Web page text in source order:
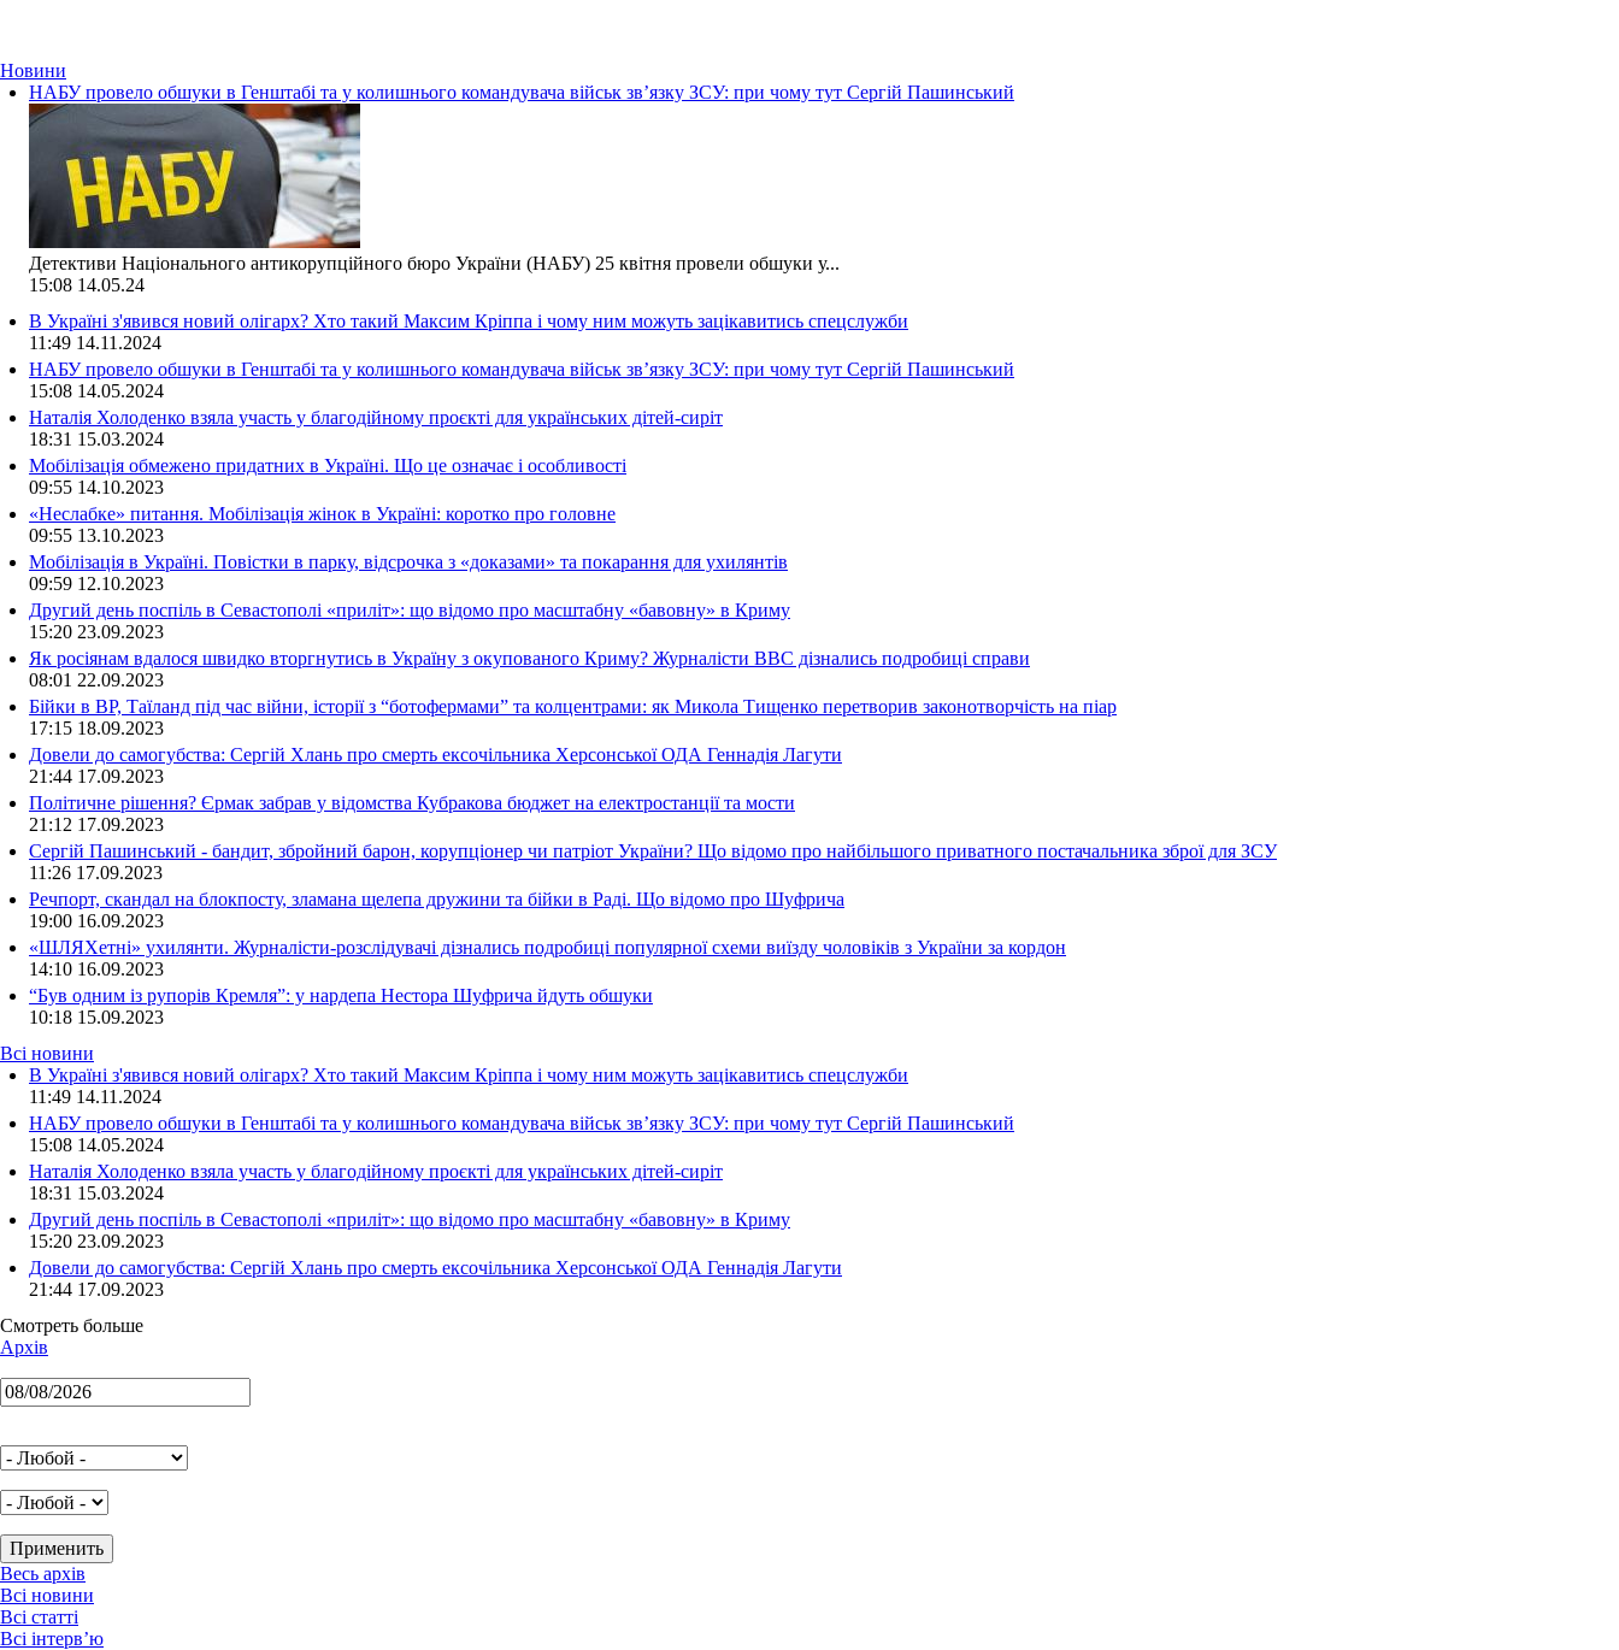
Новини
НАБУ провело обшуки в Генштабі та у колишнього командувача військ зв’язку ЗСУ: при чому тут Сергій Пашинський
Детективи Національного антикорупційного бюро України (НАБУ) 25 квітня провели обшуки у...
15:08 14.05.24
В Україні з'явився новий олігарх? Хто такий Максим Кріппа і чому ним можуть зацікавитись спецслужби
11:49 14.11.2024
НАБУ провело обшуки в Генштабі та у колишнього командувача військ зв’язку ЗСУ: при чому тут Сергій Пашинський
15:08 14.05.2024
Наталія Холоденко взяла участь у благодійному проєкті для українських дітей-сиріт
18:31 15.03.2024
Мобілізація обмежено придатних в Україні. Що це означає і особливості
09:55 14.10.2023
«Неслабке» питання. Мобілізація жінок в Україні: коротко про головне
09:55 13.10.2023
Мобілізація в Україні. Повістки в парку, відсрочка з «доказами» та покарання для ухилянтів
09:59 12.10.2023
Другий день поспіль в Севастополі «приліт»: що відомо про масштабну «бавовну» в Криму
15:20 23.09.2023
Як росіянам вдалося швидко вторгнутись в Україну з окупованого Криму? Журналісти ВВС дізнались подробиці справи
08:01 22.09.2023
Бійки в ВР, Таїланд під час війни, історії з “ботофермами” та колцентрами: як Микола Тищенко перетворив законотворчість на піар
17:15 18.09.2023
Довели до самогубства: Сергій Хлань про смерть ексочільника Херсонської ОДА Геннадія Лагути
21:44 17.09.2023
Політичне рішення? Єрмак забрав у відомства Кубракова бюджет на електростанції та мости
21:12 17.09.2023
Сергій Пашинський - бандит, збройний барон, корупціонер чи патріот України? Що відомо про найбільшого приватного постачальника зброї для ЗСУ
11:26 17.09.2023
Речпорт, скандал на блокпосту, зламана щелепа дружини та бійки в Раді. Що відомо про Шуфрича
19:00 16.09.2023
«ШЛЯХетні» ухилянти. Журналісти-розслідувачі дізнались подробиці популярної схеми виїзду чоловіків з України за кордон
14:10 16.09.2023
“Був одним із рупорів Кремля”: у нардепа Нестора Шуфрича йдуть обшуки
10:18 15.09.2023
Всі новини
В Україні з'явився новий олігарх? Хто такий Максим Кріппа і чому ним можуть зацікавитись спецслужби
11:49 14.11.2024
НАБУ провело обшуки в Генштабі та у колишнього командувача військ зв’язку ЗСУ: при чому тут Сергій Пашинський
15:08 14.05.2024
Наталія Холоденко взяла участь у благодійному проєкті для українських дітей-сиріт
18:31 15.03.2024
Другий день поспіль в Севастополі «приліт»: що відомо про масштабну «бавовну» в Криму
15:20 23.09.2023
Довели до самогубства: Сергій Хлань про смерть ексочільника Херсонської ОДА Геннадія Лагути
21:44 17.09.2023
Смотреть больше
Архів
Весь архів
Всі новини
Всі статті
Всі інтерв’ю